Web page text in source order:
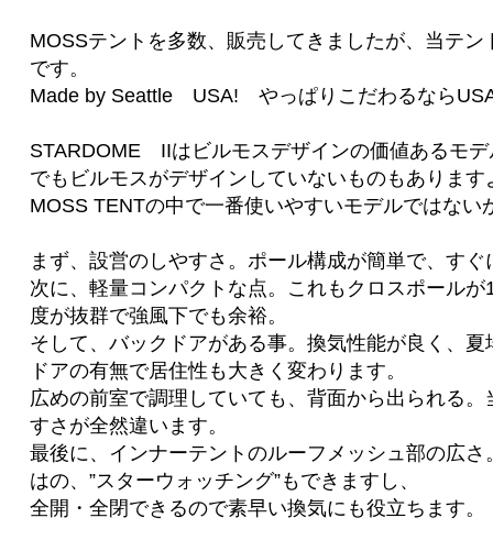
MOSSテントを多数、販売してきましたが、当テン
です。
Made by Seattle USA! やっぱりこだわるなら
STARDOME IIはビルモスデザインの価値あるモ
でもビルモスがデザインしていないものもありま
MOSS TENTの中で一番使いやすいモデルではない
まず、設営のしやすさ。ポール構成が簡単で、す
次に、軽量コンパクトな点。これもクロスポール
度が抜群で強風下でも余裕。
そして、バックドアがある事。換気性能が良く、
ドアの有無で居住性も大きく変わります。
広めの前室で調理していても、背面から出られる
すさが全然違います。
最後に、インナーテントのルーフメッシュ部の広
はの、”スターウォッチング”もできますし、
全開・全閉できるので素早い換気にも役立ちます。